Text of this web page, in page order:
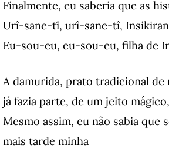
Finalmente, eu saberia que as
Urî-sane-tî, urî-sane-tî,
Eu-sou-eu, eu-sou-eu, filha de
A damurida, prato tradicional de
já fazia parte, de um jeito
Mesmo assim, eu não sabia que
mais tarde minha